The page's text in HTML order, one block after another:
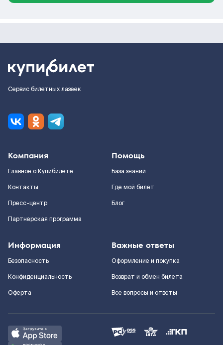
Сервис билетных лазеек
Компания
Главное о Купибилете
Контакты
Пресс-центр
Партнерская программа
Помощь
База знаний
Где мой билет
Блог
Информация
Безопасность
Конфиденциальность
Оферта
Важные ответы
Оформление и покупка
Возврат и обмен билета
Все вопросы и ответы